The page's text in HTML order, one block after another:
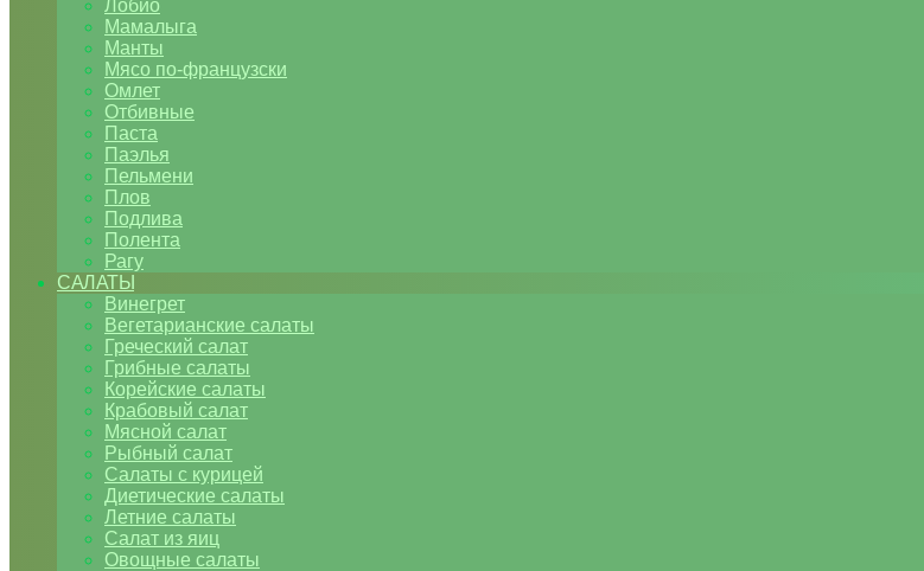
Лобио
Мамалыга
Манты
Мясо по-французски
Омлет
Отбивные
Паста
Паэлья
Пельмени
Плов
Подлива
Полента
Рагу
САЛАТЫ
Винегрет
Вегетарианские салаты
Греческий салат
Грибные салаты
Корейские салаты
Крабовый салат
Мясной салат
Рыбный салат
Салаты с курицей
Диетические салаты
Летние салаты
Салат из яиц
Овощные салаты